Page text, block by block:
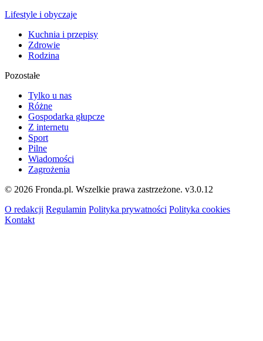
Lifestyle i obyczaje
Kuchnia i przepisy
Zdrowie
Rodzina
Pozostałe
Tylko u nas
Różne
Gospodarka głupcze
Z internetu
Sport
Pilne
Wiadomości
Zagrożenia
© 2026 Fronda.pl. Wszelkie prawa zastrzeżone. v3.0.12
O redakcji Regulamin Polityka prywatności Polityka cookies
Kontakt